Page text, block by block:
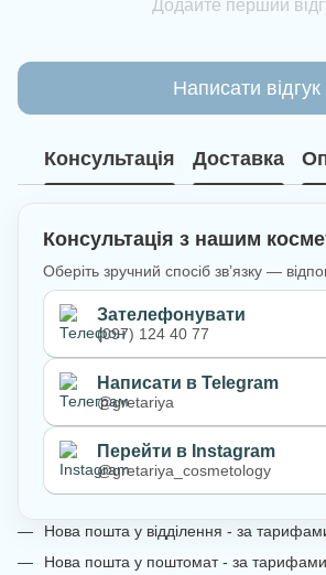
Додайте перший
Написати відгук
Консультація Доставка
Консультація з нашим
Оберіть зручний спосіб зв’язку —
Зателефонувати
(097) 124 40 77
Написати в Telegram
@gretariya
Перейти в Instagram
@gretariya_cosmetology
Нова пошта у відділення - за
Нова пошта у поштомат - за тарифами